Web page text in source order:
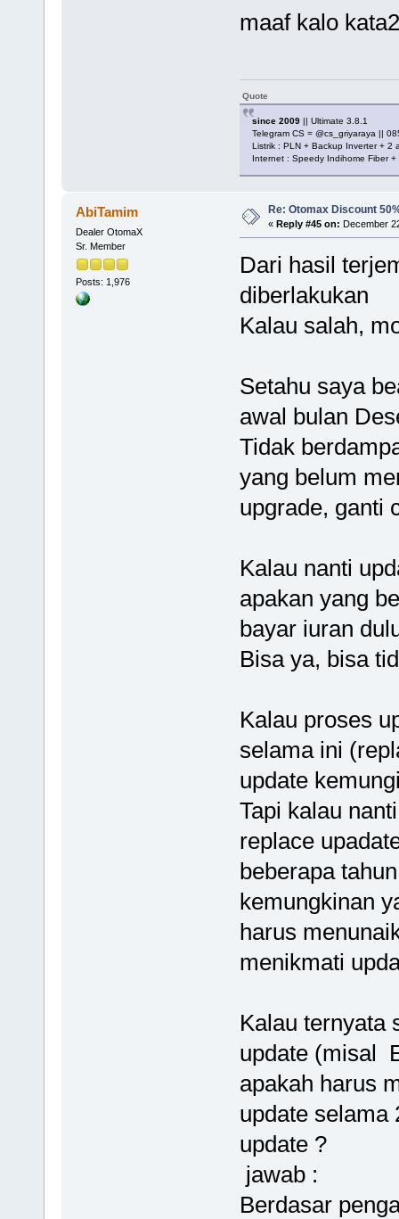
maaf kalo
Quote
since 2009|| Ultimate 3.8.1
Telegram CS = @cs_griyaraya ||
Listrik : PLN + Backup Inverter + 2
Internet : Speedy Indihome Fiber
AbiTamim
Dealer OtomaX
Sr. Member
Posts: 1,976
Re: Otomax Discount
« Reply #45 on: December
Dari hasil
diberlakukan
Kalau salah,
Setahu saya
awal bulan
Tidak
yang belum
upgrade, ganti
Kalau nanti
apakan yang
bayar iuran
Bisa ya, bisa
Kalau proses
selama ini
update
Tapi kalau
replace
beberapa
kemungkinan
harus
menikmati
Kalau ternyata
update (misal
apakah harus
update selama
update ?
jawab :
Berdasar